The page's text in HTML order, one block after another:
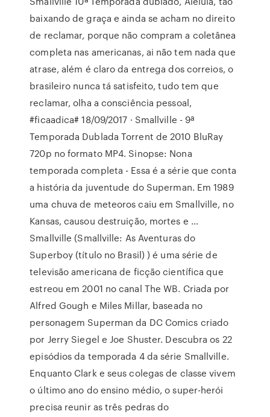
baixando de graça e ainda se acham no direito
de reclamar, porque não compram a coletânea
completa nas americanas, ai não tem nada que
atrase, além é claro da entrega dos correios, o
brasileiro nunca tá satisfeito, tudo tem que
reclamar, olha a consciência pessoal,
#ficaadica# 18/09/2017 · Smallville - 9ª
Temporada Dublada Torrent de 2010 BluRay
720p no formato MP4. Sinopse: Nona
temporada completa - Essa é a série que conta
a história da juventude do Superman. Em 1989
uma chuva de meteoros caiu em Smallville, no
Kansas, causou destruição, mortes e …
Smallville (Smallville: As Aventuras do
Superboy (título no Brasil) ) é uma série de
televisão americana de ficção científica que
estreou em 2001 no canal The WB. Criada por
Alfred Gough e Miles Millar, baseada no
personagem Superman da DC Comics criado
por Jerry Siegel e Joe Shuster. Descubra os 22
episódios da temporada 4 da série Smallville.
Enquanto Clark e seus colegas de classe vivem
o último ano do ensino médio, o super-herói
precisa reunir as três pedras do